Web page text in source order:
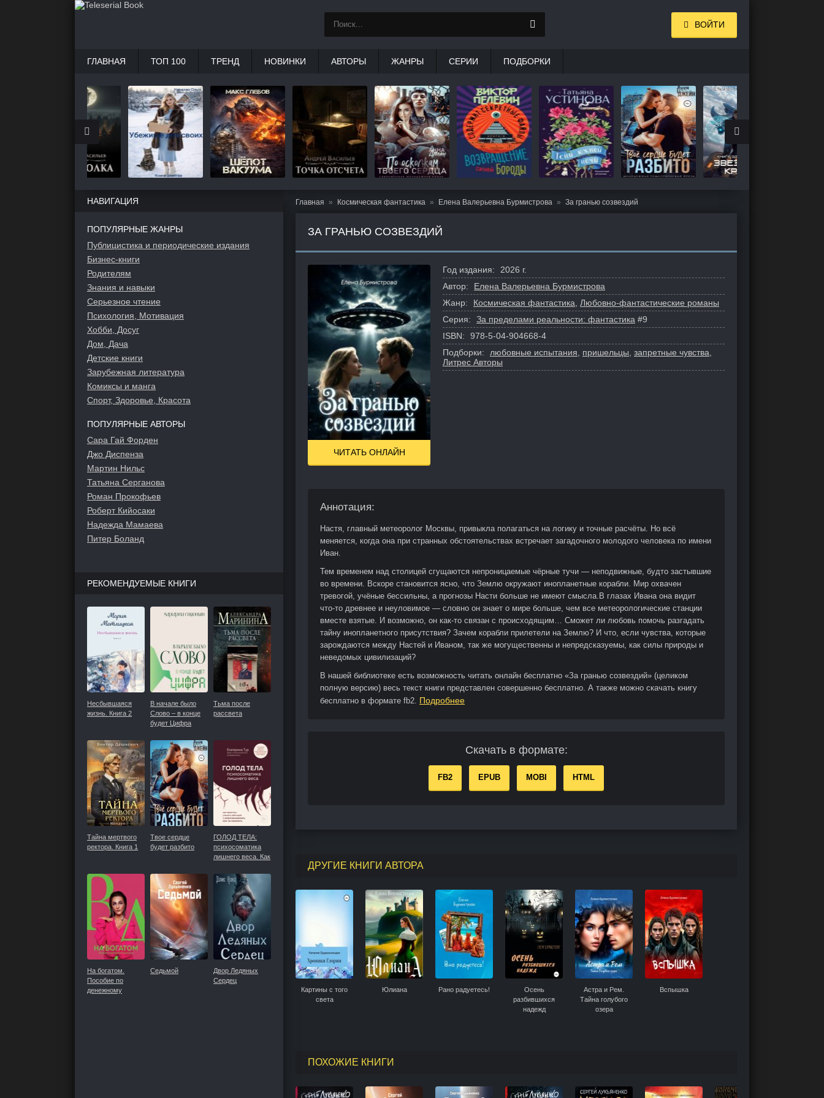
Главная Космическая фантастика Елена Валерьевна Бурмистрова За гранью созвездий
ЗА ГРАНЬЮ СОЗВЕЗДИЙ
ЧИТАТЬ ОНЛАЙН
Год издания:
2026 г.
Автор:
Елена Валерьевна Бурмистрова
Жанр:
Космическая фантастика
Любовно-фантастические романы
Серия:
За пределами реальности: фантастика #9
ISBN:
978-5-04-904668-4
Подборки:
любовные испытания пришельцы запретные чувства
Литрес Авторы
Аннотация:
Настя, главный метеоролог Москвы, привыкла полагаться на логику и точные расчёты. Но всё
меняется, когда она при странных обстоятельствах встречает загадочного молодого человека по имени
Иван.
Тем временем над столицей сгущаются непроницаемые чёрные тучи — неподвижные, будто застывшие
во времени. Вскоре становится ясно, что Землю окружают инопланетные корабли. Мир охвачен
тревогой, учёные бессильны, а прогнозы Насти больше не имеют смысла.В глазах Ивана она видит
что‑то древнее и неуловимое — словно он знает о мире больше, чем все метеорологические станции
вместе взятые. И возможно, он как‑то связан с происходящим… Сможет ли любовь помочь разгадать
тайну инопланетного присутствия? Зачем корабли прилетели на Землю? И что, если чувства, которые
зарождаются между Настей и Иваном, так же могущественны и непредсказуемы, как силы природы и
неведомых цивилизаций?
В нашей библиотеке есть возможность читать онлайн бесплатно «За гранью созвездий» (целиком
полную версию) весь текст книги представлен совершенно бесплатно. А также можно скачать книгу
бесплатно в формате fb2. Подробнее
Скачать в формате:
FB2 EPUB MOBI HTML
ДРУГИЕ КНИГИ АВТОРА
Картины с того
света
Юлиана Рано радуетесь!
Осень
разбившихся
надежд
Астра и Рем.
Тайна голубого
озера
Вспышка
ПОХОЖИЕ КНИГИ
НАВИГАЦИЯ
ПОПУЛЯРНЫЕ ЖАНРЫ
Публицистика и периодические издания
Бизнес-книги
Родителям
Знания и навыки
Серьезное чтение
Психология, Мотивация
Хобби, Досуг
Дом, Дача
Детские книги
Зарубежная литература
Комиксы и манга
Спорт, Здоровье, Красота
ПОПУЛЯРНЫЕ АВТОРЫ
Сара Гай Форден
Джо Диспенза
Мартин Нильс
Татьяна Серганова
Роман Прокофьев
Роберт Кийосаки
Надежда Мамаева
Питер Боланд
РЕКОМЕНДУЕМЫЕ КНИГИ
Несбывшаяся
жизнь. Книга 2
В начале было
Слово – в конце
будет Цифра
Тьма после
рассвета
Тайна мертвого
ректора. Книга 1
Твое сердце
будет разбито
ГОЛОД ТЕЛА:
психосоматика
лишнего веса. Как
утешать себя
едой и
запрограммировать
мозг на
стройность
На богатом.
Пособие по
денежному
Седьмой
Двор Ледяных
Сердец
ВОЙТИ
ГЛАВНАЯ ТОП 100 ТРЕНД НОВИНКИ АВТОРЫ ЖАНРЫ СЕРИИ ПОДБОРКИ